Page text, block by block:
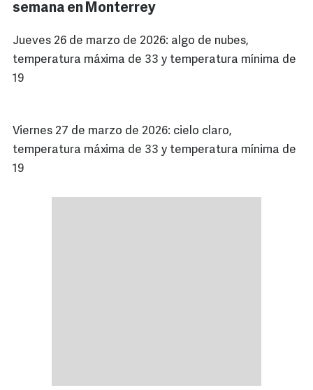
semana en Monterrey
Jueves 26 de marzo de 2026: algo de nubes,
temperatura máxima de 33 y temperatura mínima de
19
Viernes 27 de marzo de 2026: cielo claro,
temperatura máxima de 33 y temperatura mínima de
19